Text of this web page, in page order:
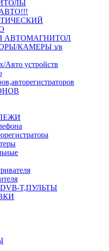
АВТОМАГНИТОЛ
КАМЕРЫ з/в
устройств
T,ПУЛЬТЫ